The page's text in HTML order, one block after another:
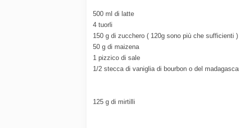
500 ml di latte
4 tuorli
150 g di zucchero ( 120g sono più che sufficienti )
50 g di maizena
1 pizzico di sale
1/2 stecca di vaniglia di bourbon o del
125 g di mirtilli